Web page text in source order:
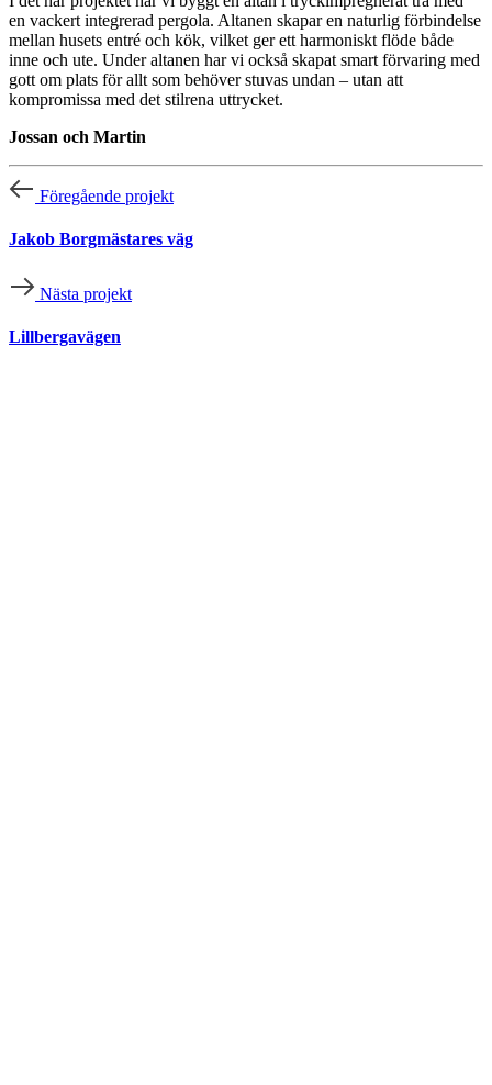
en vackert integrerad pergola. Altanen skapar en naturlig förbindelse
mellan husets entré och kök, vilket ger ett harmoniskt flöde både
inne och ute. Under altanen har vi också skapat smart förvaring med
gott om plats för allt som behöver stuvas undan – utan att
kompromissa med det stilrena uttrycket.
Jossan och Martin
Föregående projekt
Jakob Borgmästares väg
Nästa projekt
Lillbergavägen